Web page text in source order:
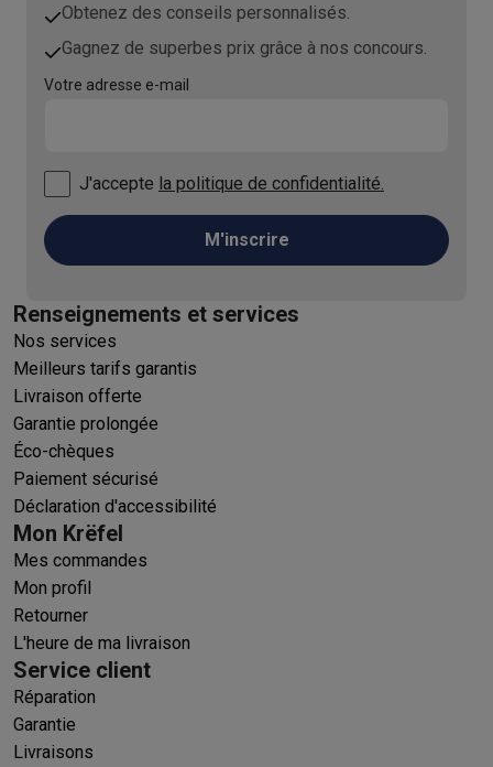
Obtenez des conseils personnalisés.
Gagnez de superbes prix grâce à nos concours.
Votre adresse e-mail
J'accepte la politique de confidentialité.
M'inscrire
Renseignements et services
Nos services
Meilleurs tarifs garantis
Livraison offerte
Garantie prolongée
Éco-chèques
Paiement sécurisé
Déclaration d'accessibilité
Mon Krëfel
Mes commandes
Mon profil
Retourner
L'heure de ma livraison
Service client
Réparation
Garantie
Livraisons